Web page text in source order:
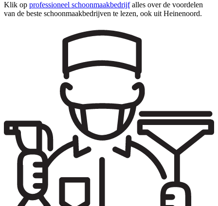
Klik op professioneel schoonmaakbedrijfalles over de voordelen
van de beste schoonmaakbedrijven te lezen, ook uit Heinenoord.